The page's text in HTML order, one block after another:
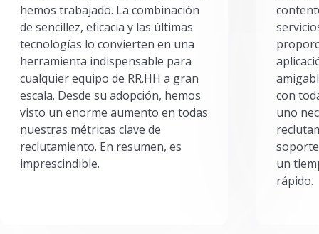
hemos trabajado. La combinación
de sencillez, eficacia y las últimas
tecnologías lo convierten en una
herramienta indispensable para
cualquier equipo de RR.HH a gran
escala. Desde su adopción, hemos
visto un enorme aumento en todas
nuestras métricas clave de
reclutamiento. En resumen, es
imprescindible.
con
uno
un
rápido.